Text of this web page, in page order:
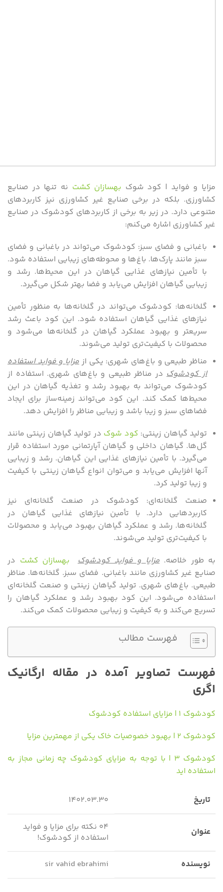
مزایا و فواید | کود شوک بهسازان کشت نه تنها در صنایع
کشاورزی. بلکه در برخی صنایع غیر کشاورزی نیز کاربردهای
متنوعی دارد. در زیر به برخی از کاربردهای کودشوک در صنایع
غیر کشاورزی اشاره می‌کنم:
باغبانی و فضای سبز: کودشوک می‌تواند در باغبانی و فضای
سبز مانند پارک‌ها. باغ‌ها و محوطه‌های زیبایی استفاده شود.
با تأمین نیازهای غذایی گیاهان در این محیط‌ها. رشد و
زیبایی گیاهان افزایش می‌یابد و فضا بهتر شکل می‌گیرد.
گلخانه‌ها: کودشوک می‌تواند در گلخانه‌ها به منظور تأمین
نیازهای غذایی گیاهان استفاده شود. این کود باعث رشد
سریعتر و بهبود عملکرد گیاهان در گلخانه‌ها می‌شود و
محصولات با کیفیت‌تری تولید می‌شوند.
مناظر طبیعی و باغ‌های شهری: یکی از مزایا و فواید استفاده
از کودشوکدر مناظر طبیعی و باغ‌های شهری. استفاده از
کودشوک می‌تواند به بهبود رشد و تغذیه گیاهان در این
محیط‌ها کمک کند. این کود می‌تواند زمینه‌ساز برای ایجاد
فضاهای سبز و زیبا باشد و زیبایی مناظر را افزایش دهد.
تولید گیاهان زینتی: کود شوک در تولید گیاهان زینتی مانند
گل‌ها. گیاهان داخلی و گیاهان آپارتمانی مورد استفاده قرار
می‌گیرد. با تأمین نیازهای غذایی این گیاهان. رشد و زیبایی
آنها افزایش می‌یابد و می‌توان انواع گیاهان زینتی با کیفیت
و زیبا تولید کرد.
صنعت گلخانه‌ای: کودشوک در صنعت گلخانه‌ای نیز
کاربردهایی دارد. با تأمین نیازهای غذایی گیاهان در
گلخانه‌ها. رشد و عملکرد گیاهان بهبود می‌یابد و محصولات
با کیفیت‌تری تولید می‌شوند.
به طور خلاصه.مزایا و فوایدکودشوک بهسازان کشت در
صنایع غیر کشاورزی مانند باغبانی. فضای سبز. گلخانه‌ها. مناظر
طبیعی. باغ‌های شهری. تولید گیاهان زینتی و صنعت گلخانه‌ای
استفاده می‌شود. این کود بهبود رشد و عملکرد گیاهان را
تسریع می‌کند و به کیفیت و زیبایی محصولات کمک می‌کند.
فهرست مطالب
فهرست تصاویر آمده در مقاله ارگانیک
اگری
کودشوک ۱ | مزایای استفاده کودشوک
کودشوک ۲ | بهبود خصوصیات خاک یکی از مهمترین مزایا
کودشوک ۳ | با توجه به مزایای کودشوک چه زمانی مجاز به
استفاده اید
تاریخ ۱۴۰۲.۰۳.۳۰
عنوان
۰۴ نکته برای مزایا و فواید
استفاده از کودشوک!
نویسنده sir vahid ebrahimi